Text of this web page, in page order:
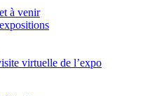
à venir
virtuelle de l’expo